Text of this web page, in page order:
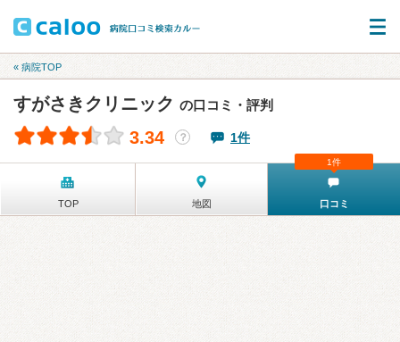
« 病院TOP
すがさきクリニック の口コミ・評判
3.34 ？ 1件
TOP 地図 口コミ
1件